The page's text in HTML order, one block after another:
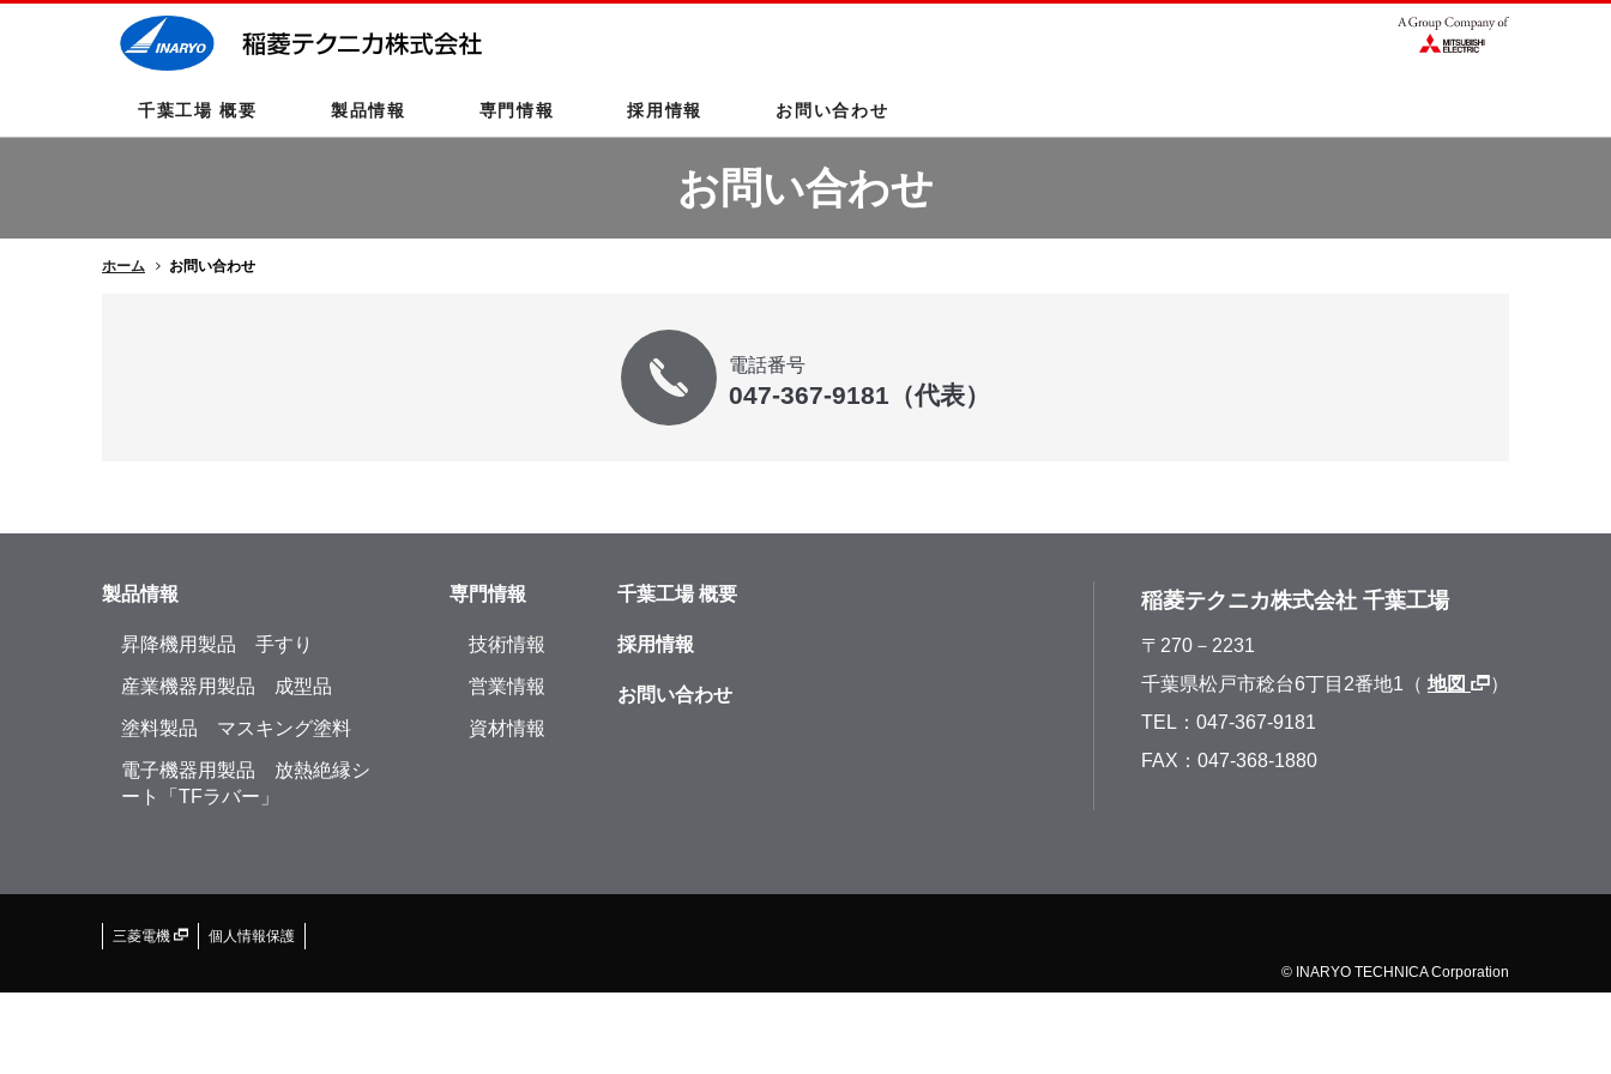
千葉工場 概要 製品情報 専門情報 採用情報 お問い合わせ
お問い合わせ
ホーム お問い合わせ
電話番号
047-367-9181（代表）
製品情報
昇降機用製品 手すり
産業機器用製品 成型品
塗料製品 マスキング塗料
電子機器用製品 放熱絶縁シ
ート「TFラバー」
専門情報
技術情報
営業情報
資材情報
千葉工場 概要
採用情報
お問い合わせ
稲菱テクニカ株式会社 千葉工場
〒270－2231
千葉県松戸市稔台6丁目2番地1（ 地図
）
TEL：047-367-9181
FAX：047-368-1880
三菱電機 個人情報保護
© INARYO TECHNICA Corporation